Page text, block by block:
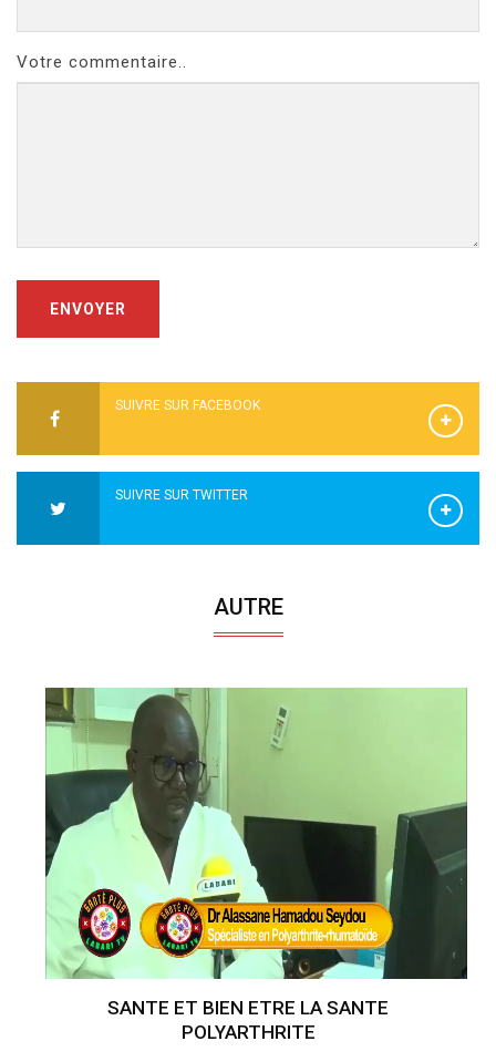
Votre commentaire..
ENVOYER
SUIVRE SUR FACEBOOK
SUIVRE SUR TWITTER
AUTRE
SANTE ET BIEN ETRE LA SANTE
POLYARTHRITE